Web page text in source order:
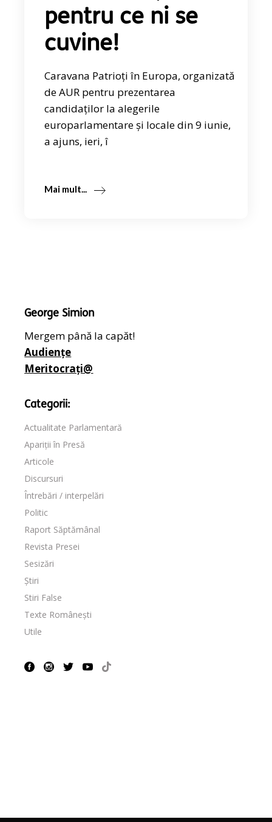
pentru ce ni se
cuvine!
Caravana Patrioți în Europa, organizată
de AUR pentru prezentarea
candidaților la alegerile
europarlamentare și locale din 9 iunie,
a ajuns, ieri, î
Mai mult...
George Simion
Mergem până la capăt!
Audiențe
Meritocrați@
Categorii:
Actualitate Parlamentară
Apariții în Presă
Articole
Discursuri
Întrebări / interpelări
Politic
Raport Săptămânal
Revista Presei
Sesizări
Știri
Stiri False
Texte Românești
Utile